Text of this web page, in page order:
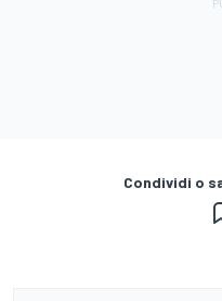
Condividi o